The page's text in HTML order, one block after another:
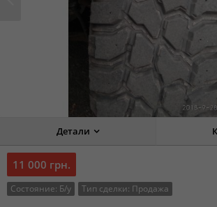
Детали
11 000 грн.
Состояние: Б/у Тип сделки: Продажа